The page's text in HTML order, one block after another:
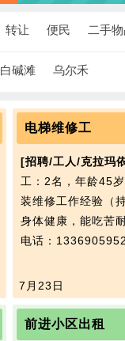
转让 便民 二手
白碱滩 乌尔禾
电梯维修工
[招聘/工人/克拉玛
工：2名，年龄45
装维修工作经验（
身体健康，能吃苦
电话：
7月23日
前进小区出租